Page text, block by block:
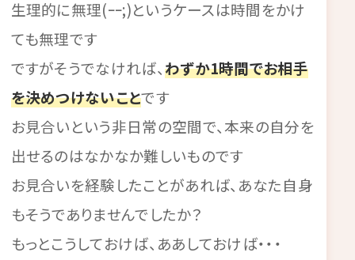
生理的に無理(ｰｰ;)というケースは時間をかけ
ても無理です
ですがそうでなければ、わずか1時間でお相手
を決めつけないことです
お見合いという非日常の空間で、本来の自分を
出せるのはなかなか難しいものです
お見合いを経験したことがあれば、あなた自身
もそうでありませんでしたか？
もっとこうしておけば、ああしておけば・・・